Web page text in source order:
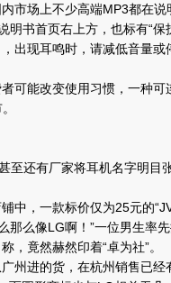
市场上不少高端MP3都在说
书首页右上方，也标有“保
出现耳鸣时，请减低音量或
能改变使用习惯，一种可
还有厂家将耳机名字明目
，一款标价仅为25元的
那么像LG啊！”一位男生率
，竟然赫然印着“卓为社”。
进的货，在杭州销售已经